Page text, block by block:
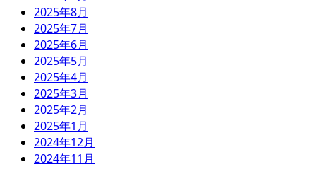
2025年8月
2025年7月
2025年6月
2025年5月
2025年4月
2025年3月
2025年2月
2025年1月
2024年12月
2024年11月